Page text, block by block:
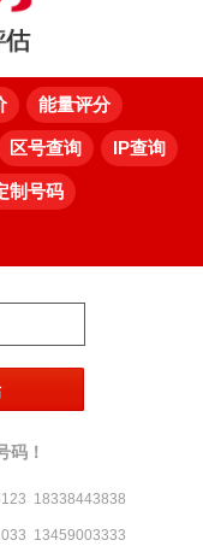
能量评分
区号查询 IP查询
制号码
码！
18338443838
13459003333